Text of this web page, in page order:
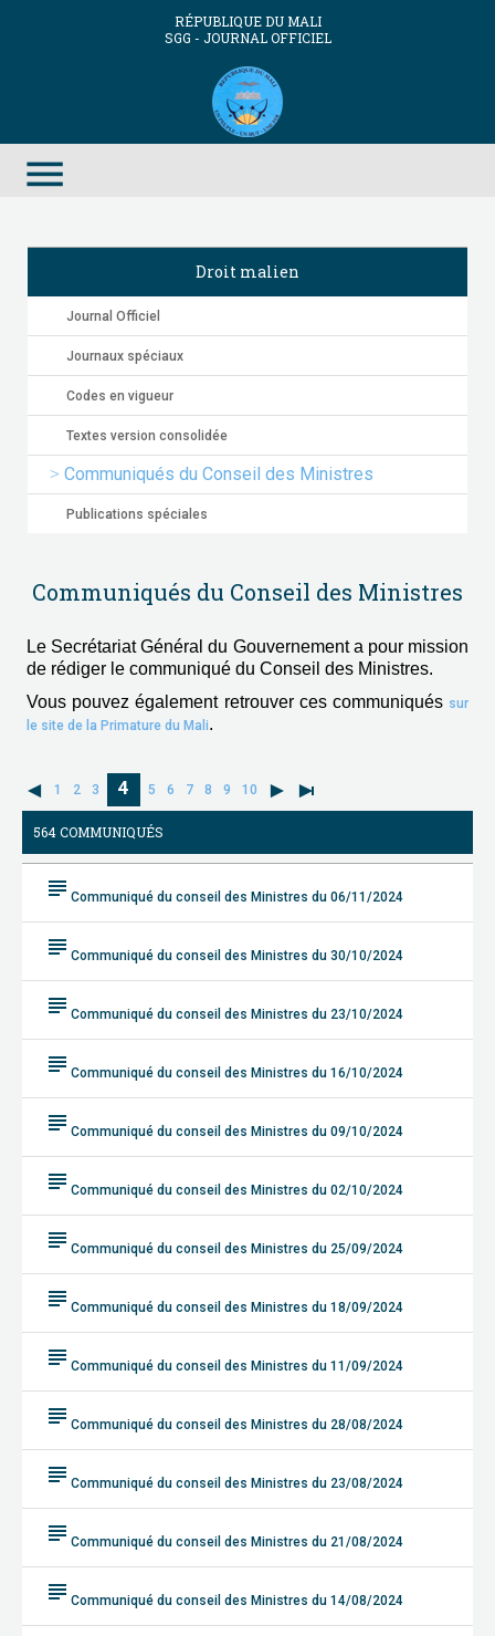
RÉPUBLIQUE DU MALI
SGG - JOURNAL OFFICIEL
menu
Droit malien
Journal Officiel
Journaux spéciaux
Codes en vigueur
Textes version consolidée
Communiqués du Conseil des Ministres
Publications spéciales
Communiqués du Conseil des Ministres
Le Secrétariat Général du Gouvernement a pour mission
de rédiger le communiqué du Conseil des Ministres.
Vous pouvez également retrouver ces communiqués sur
le site de la Primature du Mali.
1 2 3 4 5 6 7 8 9 10
564 COMMUNIQUÉS
subject Communiqué du conseil des Ministres du 06/11/2024
subject Communiqué du conseil des Ministres du 30/10/2024
subject Communiqué du conseil des Ministres du 23/10/2024
subject Communiqué du conseil des Ministres du 16/10/2024
subject Communiqué du conseil des Ministres du 09/10/2024
subject Communiqué du conseil des Ministres du 02/10/2024
subject Communiqué du conseil des Ministres du 25/09/2024
subject Communiqué du conseil des Ministres du 18/09/2024
subject Communiqué du conseil des Ministres du 11/09/2024
subject Communiqué du conseil des Ministres du 28/08/2024
subject Communiqué du conseil des Ministres du 23/08/2024
subject Communiqué du conseil des Ministres du 21/08/2024
subject Communiqué du conseil des Ministres du 14/08/2024